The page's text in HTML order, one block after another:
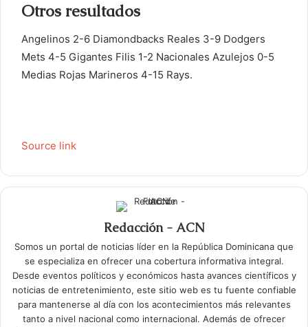
Otros resultados
Angelinos 2-6 Diamondbacks Reales 3-9 Dodgers
Mets 4-5 Gigantes Filis 1-2 Nacionales Azulejos 0-5
Medias Rojas Marineros 4-15 Rays.
Source link
Redacción - ACN
Somos un portal de noticias líder en la República Dominicana que
se especializa en ofrecer una cobertura informativa integral.
Desde eventos políticos y económicos hasta avances científicos y
noticias de entretenimiento, este sitio web es tu fuente confiable
para mantenerse al día con los acontecimientos más relevantes
tanto a nivel nacional como internacional. Además de ofrecer